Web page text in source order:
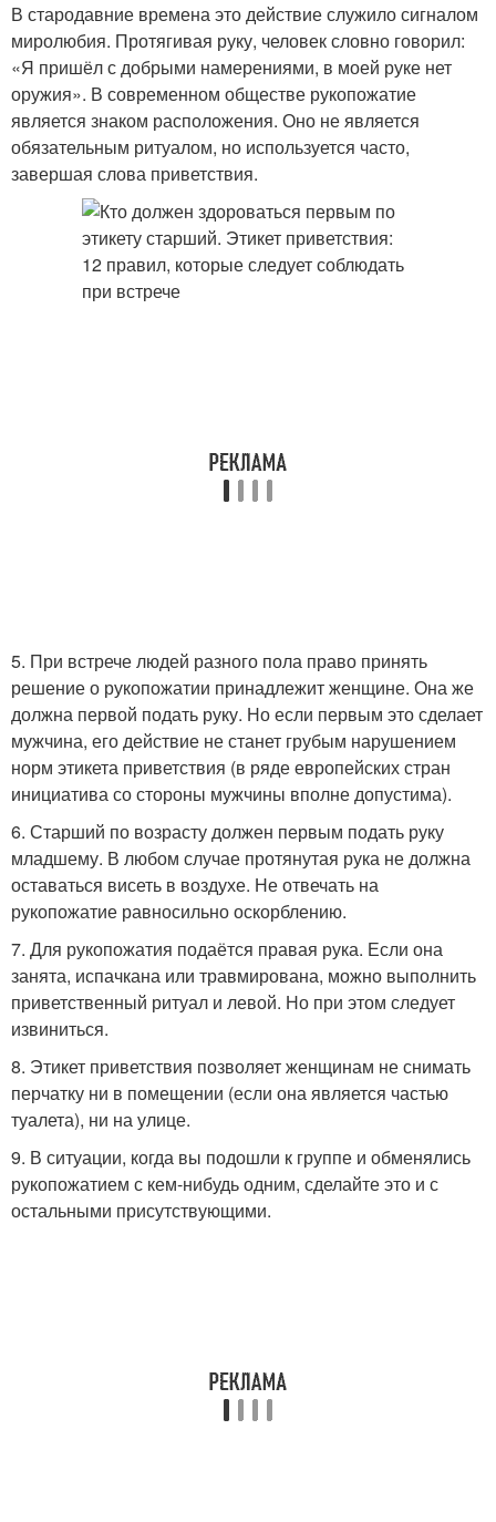
В стародавние времена это действие служило сигналом
миролюбия. Протягивая руку, человек словно говорил:
«Я пришёл с добрыми намерениями, в моей руке нет
оружия». В современном обществе рукопожатие
является знаком расположения. Оно не является
обязательным ритуалом, но используется часто,
завершая слова приветствия.
5. При встрече людей разного пола право принять
решение о рукопожатии принадлежит женщине. Она же
должна первой подать руку. Но если первым это сделает
мужчина, его действие не станет грубым нарушением
норм этикета приветствия (в ряде европейских стран
инициатива со стороны мужчины вполне допустима).
6. Старший по возрасту должен первым подать руку
младшему. В любом случае протянутая рука не должна
оставаться висеть в воздухе. Не отвечать на
рукопожатие равносильно оскорблению.
7. Для рукопожатия подаётся правая рука. Если она
занята, испачкана или травмирована, можно выполнить
приветственный ритуал и левой. Но при этом следует
извиниться.
8. Этикет приветствия позволяет женщинам не снимать
перчатку ни в помещении (если она является частью
туалета), ни на улице.
9. В ситуации, когда вы подошли к группе и обменялись
рукопожатием с кем-нибудь одним, сделайте это и с
остальными присутствующими.